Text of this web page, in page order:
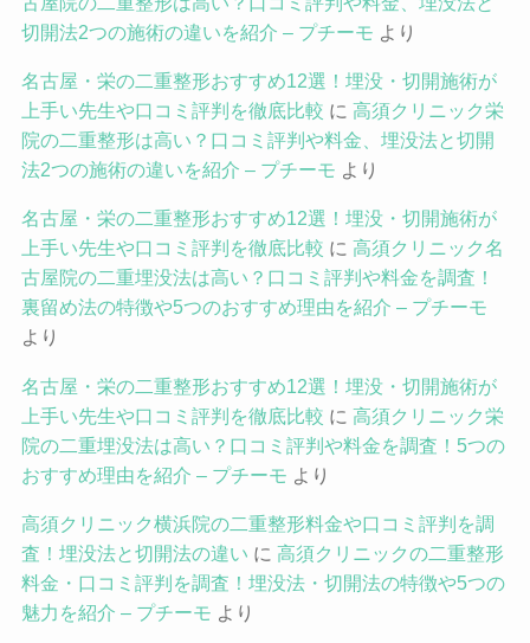
切開法2つの施術の違いを紹介 – プチーモ より
名古屋・栄の二重整形おすすめ12選！埋没・切開施術が
上手い先生や口コミ評判を徹底比較 に 高須クリニック栄
院の二重整形は高い？口コミ評判や料金、埋没法と切開
法2つの施術の違いを紹介 – プチーモ より
名古屋・栄の二重整形おすすめ12選！埋没・切開施術が
上手い先生や口コミ評判を徹底比較 に 高須クリニック名
古屋院の二重埋没法は高い？口コミ評判や料金を調査！
裏留め法の特徴や5つのおすすめ理由を紹介 – プチーモ
より
名古屋・栄の二重整形おすすめ12選！埋没・切開施術が
上手い先生や口コミ評判を徹底比較 に 高須クリニック栄
院の二重埋没法は高い？口コミ評判や料金を調査！5つの
おすすめ理由を紹介 – プチーモ より
高須クリニック横浜院の二重整形料金や口コミ評判を調
査！埋没法と切開法の違い に 高須クリニックの二重整形
料金・口コミ評判を調査！埋没法・切開法の特徴や5つの
魅力を紹介 – プチーモ より